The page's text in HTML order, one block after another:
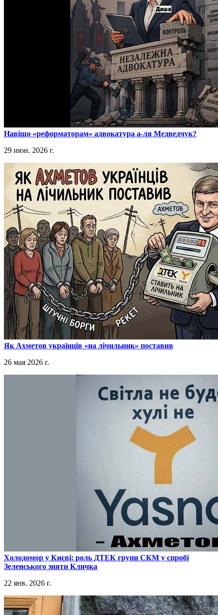
​Навіщо «реформаторам» адвокатура а-ля Медведчук?
29 июн. 2026 г.
​Як Ахметов українців «на лічильник» поставив
26 мая 2026 г.
​Холодомор у Києві: роль ДТЕК групи СКМ у спробі
Зеленського зняти Кличка
22 янв. 2026 г.